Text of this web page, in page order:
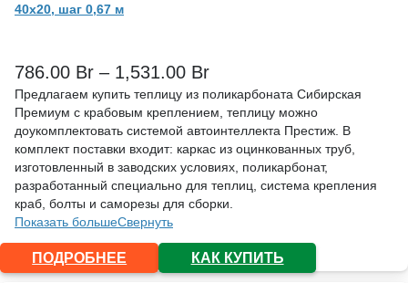
40х20, шаг 0,67 м
786.00 Br – 1,531.00 Br
Предлагаем купить теплицу из поликарбоната Сибирская
Премиум с крабовым креплением, теплицу можно
доукомплектовать системой автоинтеллекта Престиж. В
комплект поставки входит: каркас из оцинкованных труб,
изготовленный в заводских условиях, поликарбонат,
разработанный специально для теплиц, система крепления
краб, болты и саморезы для сборки.
Показать большеСвернуть
ПОДРОБНЕЕ КАК КУПИТЬ